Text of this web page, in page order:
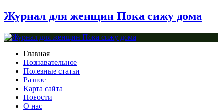
Журнал для женщин Пока сижу дома
Главная
Познавательное
Полезные статьи
Разное
Карта сайта
Новости
О нас